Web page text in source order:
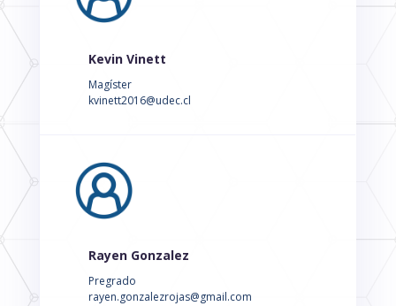
Kevin Vinett
Magíster
kvinett2016@udec.cl
Rayen Gonzalez
Pregrado
rayen.gonzalezrojas@gmail.com